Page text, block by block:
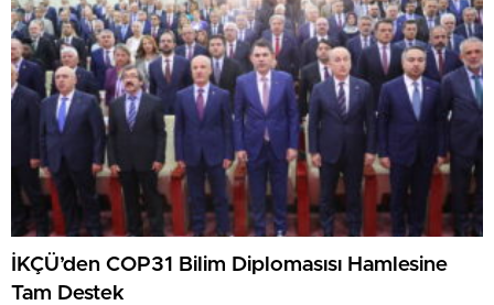
İKÇÜ’den COP31 Bilim Diplomasısı Hamlesine
Tam Destek